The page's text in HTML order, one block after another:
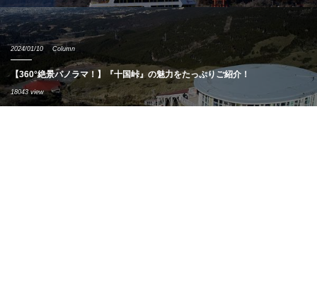
2024/01/10 Column
【360°絶景パノラマ！】『十国峠』の魅力をたっぷりご紹介！
18043 view